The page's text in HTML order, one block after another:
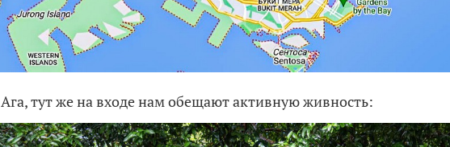
Ага, тут же на входе нам обещают активную живность: